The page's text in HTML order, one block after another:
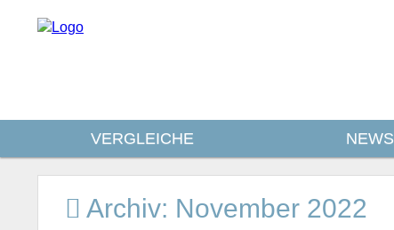
VERGLEICHE NEWS
Archiv: November 2022